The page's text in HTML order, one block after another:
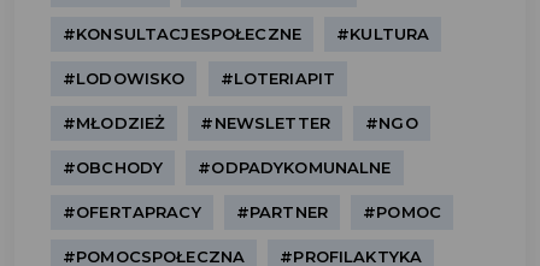
#KONSULTACJESPOŁECZNE #KULTURA
#LODOWISKO #LOTERIAPIT
#MŁODZIEŻ #NEWSLETTER #NGO
#OBCHODY #ODPADYKOMUNALNE
#OFERTAPRACY #PARTNER #POMOC
#POMOCSPOŁECZNA #PROFILAKTYKA